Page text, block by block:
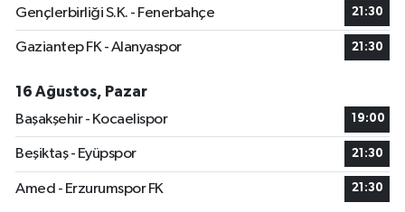
Gençlerbirliği S.K. - Fenerbahçe 21:30
Gaziantep FK - Alanyaspor 21:30
16 Ağustos, Pazar
Başakşehir - Kocaelispor
19:00
Beşiktaş - Eyüpspor 21:30
Amed - Erzurumspor FK 21:30